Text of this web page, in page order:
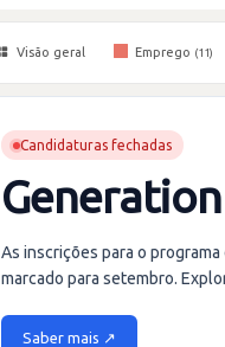
Visão geral Emprego (11)
Candidaturas fechadas
As inscrições para o
marcado para setembro.
Saber mais ↗